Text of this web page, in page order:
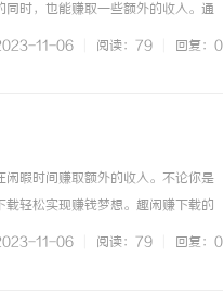
时，也能赚取一些额外的收入。通
一份实质的回报。首先，趣闲赚可
11-06 阅读：79 回复：0
暇时间赚取额外的收入。不论你是
轻松实现赚钱梦想。趣闲赚下载的
、下载APP等任务来赚取积分，累积
11-06 阅读：79 回复：0